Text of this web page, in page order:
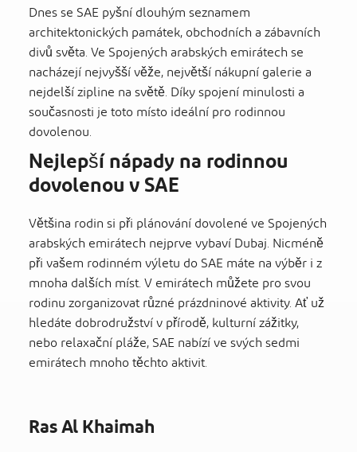
Dnes se SAE pyšní dlouhým seznamem
architektonických památek, obchodních a zábavních
divů světa. Ve Spojených arabských emirátech se
nacházejí nejvyšší věže, největší nákupní galerie a
nejdelší zipline na světě. Díky spojení minulosti a
současnosti je toto místo ideální pro rodinnou
dovolenou.
Nejlepší nápady na rodinnou
dovolenou v SAE
Většina rodin si při plánování dovolené ve Spojených
arabských emirátech nejprve vybaví Dubaj. Nicméně
při vašem rodinném výletu do SAE máte na výběr i z
mnoha dalších míst. V emirátech můžete pro svou
rodinu zorganizovat různé prázdninové aktivity. Ať už
hledáte dobrodružství v přírodě, kulturní zážitky,
nebo relaxační pláže, SAE nabízí ve svých sedmi
emirátech mnoho těchto aktivit.
Ras Al Khaimah